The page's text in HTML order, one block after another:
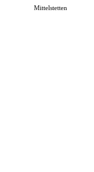
Mittelstetten